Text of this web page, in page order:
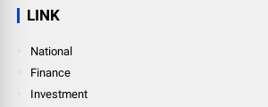
LINK
National
Finance
Investment